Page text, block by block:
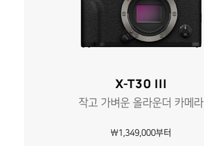
X-T30 III
작고 가벼운 올라운더 카메라
\1,349,000부터